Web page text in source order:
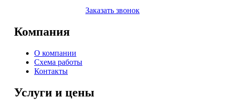
Заказать звонок
Компания
О компании
Схема работы
Контакты
Услуги и цены